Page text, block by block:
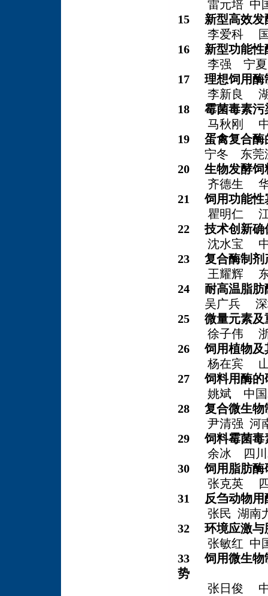
雷元培 中国
15 新型高效发
李爱科 国家
16 新型功能性
李强 宁夏夏
17 理想饲用酶
李新良 湖南
18 霉菌毒素污
马秋刚 中
19 蛋禽复合酶
宁冬 东莞泛
20 生物发酵饲
齐德生 华
21 饲用功能性
瞿明仁 江
22 技术创新确
沈水宝 中粮
23 复合酶制剂
王耀辉 东莞
24 耐高温脂肪
吴广兵 深圳
25 微量元素及
徐子伟 浙江
26 饲用植物及
杨在宾 山
27 饲料用酶的
姚斌 中国农
28 复合微生物
尹清强 河南
29 饲料霉菌毒
余冰 四川
30 饲用脂肪酶
张克英 四
31 反刍动物用
张民 湖南尤
32 环境应激与
张敏红 中国
33 饲用微生物
势
张日俊 中